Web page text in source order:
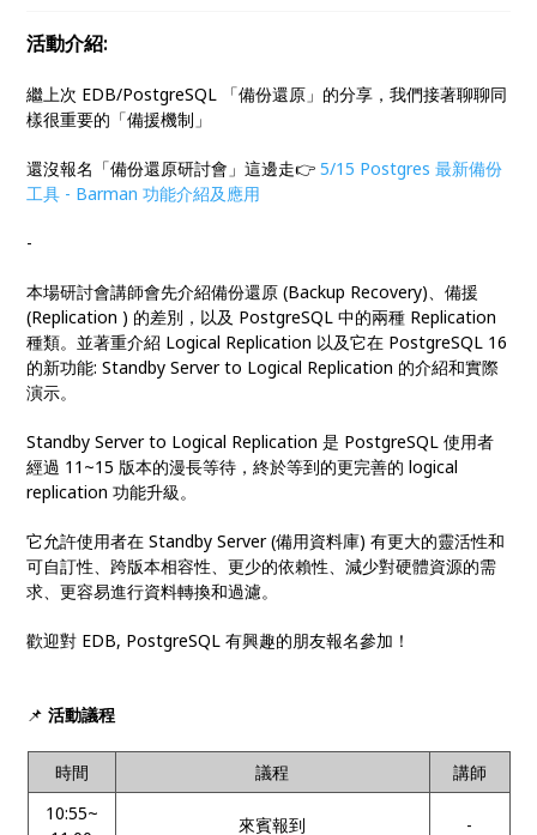
活動介紹:
繼上次 EDB/PostgreSQL 「備份還原」的分享，我們接著聊聊同
樣很重要的「備援機制」
還沒報名「備份還原研討會」這邊走👉5/15 Postgres 最新備份
工具 - Barman 功能介紹及應用
-
本場研討會講師會先介紹備份還原 (Backup Recovery)、備援
(Replication ) 的差別，以及 PostgreSQL 中的兩種 Replication
種類。並著重介紹 Logical Replication 以及它在 PostgreSQL 16
的新功能: Standby Server to Logical Replication 的介紹和實際
演示。
Standby Server to Logical Replication 是 PostgreSQL 使用者
經過 11~15 版本的漫長等待，終於等到的更完善的 logical
replication 功能升級。
它允許使用者在 Standby Server (備用資料庫) 有更大的靈活性和
可自訂性、跨版本相容性、更少的依賴性、減少對硬體資源的需
求、更容易進行資料轉換和過濾。
歡迎對 EDB, PostgreSQL 有興趣的朋友報名參加！
📌活動議程
時間 議程
講師
10:55~
來賓報到 -